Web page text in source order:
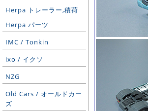
Herpa トレーラー,積荷
Herpa パーツ
IMC / Tonkin
ixo / イクソ
NZG
Old Cars / オールドカー
ズ